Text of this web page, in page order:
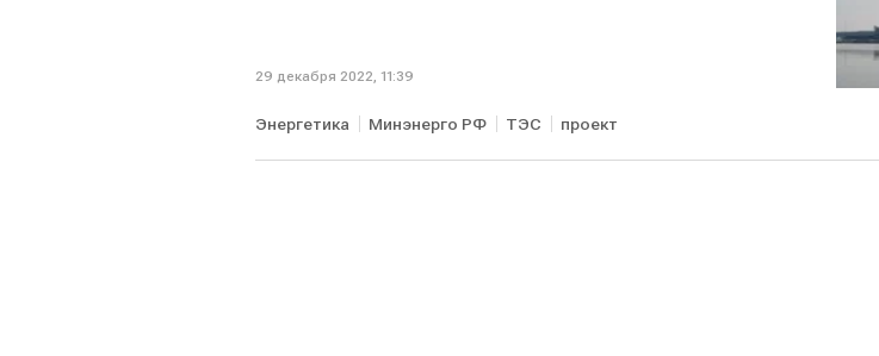
29 декабря 2022, 11:39
Энергетика Минэнерго РФ ТЭС проект